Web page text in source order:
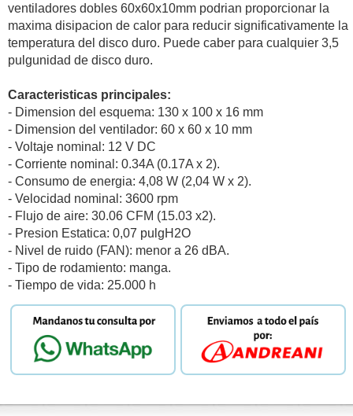
ventiladores dobles 60x60x10mm podrian proporcionar la
maxima disipacion de calor para reducir significativamente la
temperatura del disco duro. Puede caber para cualquier 3,5
pulgunidad de disco duro.
Caracteristicas principales:
- Dimension del esquema: 130 x 100 x 16 mm
- Dimension del ventilador: 60 x 60 x 10 mm
- Voltaje nominal: 12 V DC
- Corriente nominal: 0.34A (0.17A x 2).
- Consumo de energia: 4,08 W (2,04 W x 2).
- Velocidad nominal: 3600 rpm
- Flujo de aire: 30.06 CFM (15.03 x2).
- Presion Estatica: 0,07 pulgH2O
- Nivel de ruido (FAN): menor a 26 dBA.
- Tipo de rodamiento: manga.
- Tiempo de vida: 25.000 h